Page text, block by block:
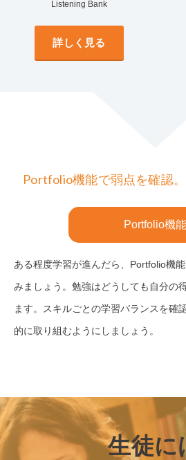
Listening Bank
詳しく見る
Portfolio機能で弱点を確認。
Portfolio機能
ある程度学習が進んだら、Portfolio機
みましょう。勉強はどうしても自分の
ます。スキルごとの学習バランスを確
的に取り組むようにしましょう。
生徒に